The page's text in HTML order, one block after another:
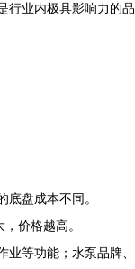
行业内极具影响力的品
底盘成本不同。
价格越高。
等功能；水泵品牌、